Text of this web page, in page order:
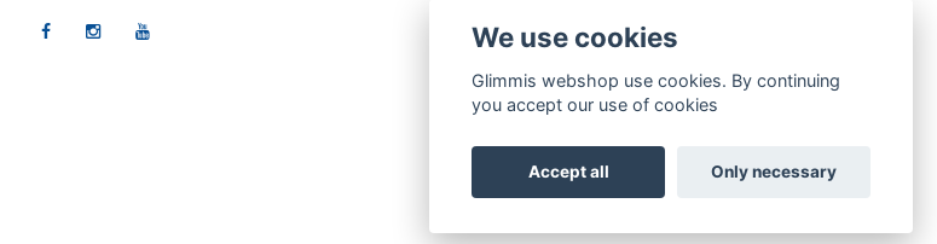
We use cookies
Glimmis webshop use cookies. By continuing
you accept our use of cookies
Accept all Only necessary